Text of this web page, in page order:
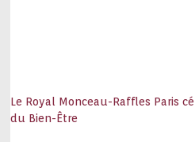
Le Royal Monceau-Raffles Paris
du Bien-Être